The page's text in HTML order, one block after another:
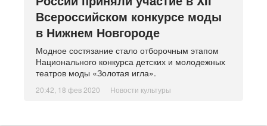
Всероссийском конкурсе моды
в Нижнем Новгороде
Модное состязание стало отборочным этапом
Национального конкурса детских и молодежных
театров моды «Золотая игла».
20:42, 18 фев 2020 Новости культуры